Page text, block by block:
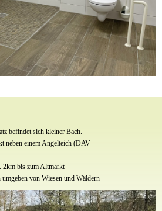
befindet sich kleiner Bach.
neben einem Angelteich (DAV-
2km bis zum Altmarkt
umgeben von Wiesen und Wäldern